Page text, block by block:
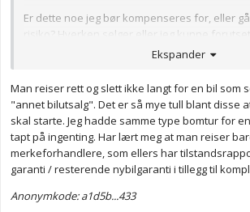
Er dette noe jeg bør kompenseres for, eller
risiko? Hverken selger eller jeg kunne
Ekspander
Man reiser rett og slett ikke langt for en bil som
"annet bilutsalg". Det er så mye tull blant disse
skal starte. Jeg hadde samme type bomtur for
tapt på ingenting. Har lært meg at man reiser
merkeforhandlere, som ellers har
garanti / resterende nybilgaranti i tillegg til
Anonymkode: a1d5b...433